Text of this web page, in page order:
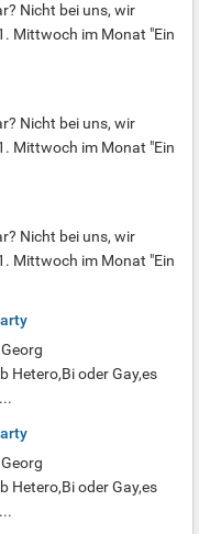
Nicht bei uns, wir
Mittwoch im Monat "Ein
Nicht bei uns, wir
Mittwoch im Monat "Ein
Nicht bei uns, wir
Mittwoch im Monat "Ein
Hetero,Bi oder Gay,es
Hetero,Bi oder Gay,es